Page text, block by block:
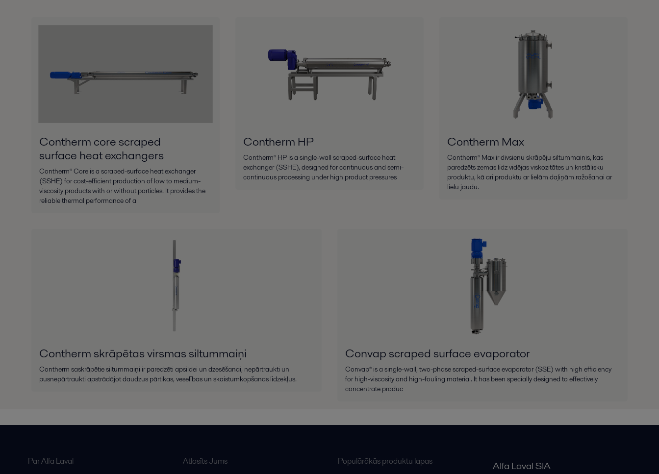
Contherm core scraped
surface heat exchangers
Contherm® Core is a scraped-surface heat exchanger
(SSHE) for cost-efficient production of low to medium-
viscosity products with or without particles. It provides the
reliable thermal performance of a
Contherm HP
Contherm® HP is a single-wall scraped-surface heat
exchanger (SSHE), designed for continuous and semi-
continuous processing under high product pressures
Contherm Max
Contherm® Max ir divsienu skrāpēju siltummainis, kas
paredzēts zemas līdz vidējas viskozitātes un kristālisku
produktu, kā arī produktu ar lielām daļiņām ražošanai ar
lielu jaudu.
Contherm skrāpētas virsmas siltummaiņi
Contherm saskrāpētie siltummaiņi ir paredzēti apsildei un dzesēšanai, nepārtraukti un
pusnepārtraukti apstrādājot daudzus pārtikas, veselības un skaistumkopšanas līdzekļus.
Convap scraped surface evaporator
Convap® is a single-wall, two-phase scraped-surface evaporator (SSE) with high efficiency
for high-viscosity and high-fouling material. It has been specially designed to effectively
concentrate produc
Par Alfa Laval Atlasīts Jums Populārākās produktu lapas Alfa Laval SIA